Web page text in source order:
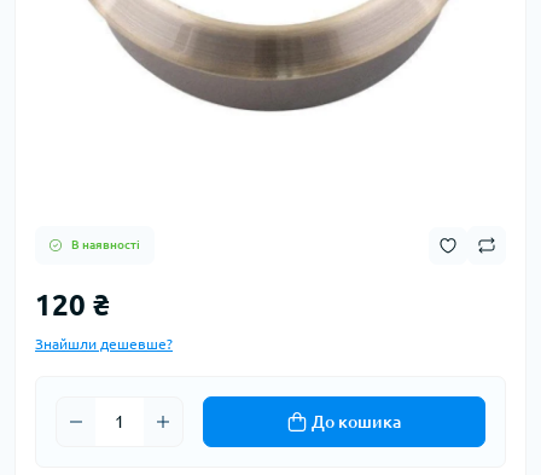
В наявності
120 ₴
Знайшли дешевше?
До кошика